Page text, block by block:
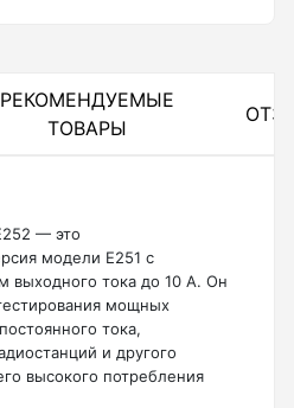
РЕКОМЕНДУЕМЫЕ
ТОВАРЫ
— это
модели E251 с
выходного тока до 10 А. Он
мощных
тока,
и другого
высокого потребления